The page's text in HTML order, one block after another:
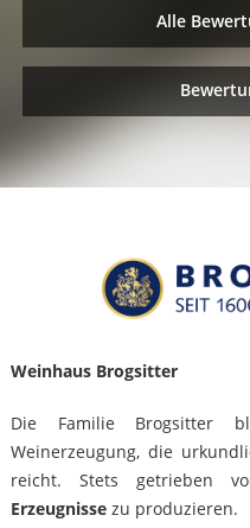
Alle
Weinhaus Brogsitter
Die Familie Brogsitter
Weinerzeugung, die
reicht. Stets getrieben
Erzeugnissezu produzieren.